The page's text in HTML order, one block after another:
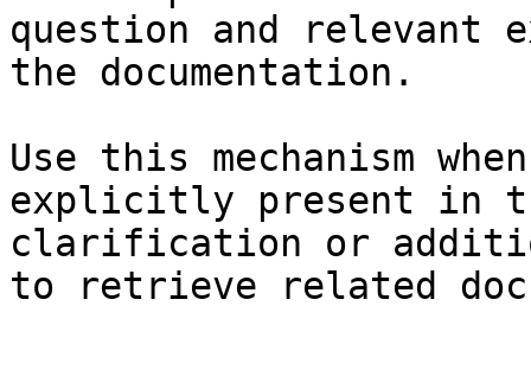
question and relevant
the documentation.
Use this mechanism
explicitly present in
clarification or